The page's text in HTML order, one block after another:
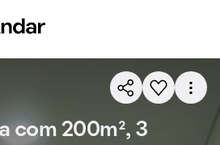
com 200m², 3